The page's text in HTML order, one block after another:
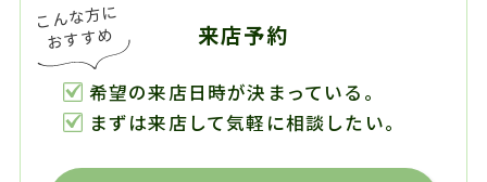
来店予約
希望の来店日時が決まっている。
まずは来店して気軽に相談したい。